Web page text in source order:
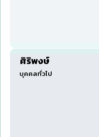
ศิริพงษ์
บุคคลทั่วไป